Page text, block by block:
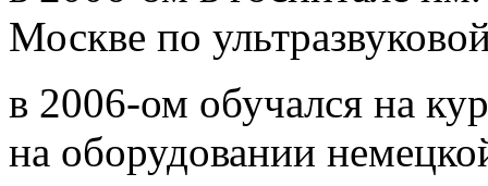
Москве по
в 2006-ом обучался на
на оборудовании